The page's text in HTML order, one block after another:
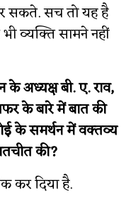
सकते. सच तो यह है
व्यक्ति सामने नहीं
के अध्यक्ष बी. ए. राव,
के बारे में बात की
के समर्थन में वक्तव्य
की?
कर दिया है.